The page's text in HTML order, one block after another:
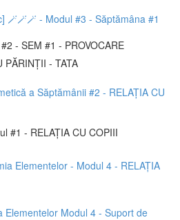
🪄🪄🪄 - Modul #3 - Săptămâna #1
- SEM #1 - PROVOCARE
PĂRINȚII - TATA
a Săptămânii #2 - RELAȚIA CU
#1 - RELAȚIA CU COPIII
Elementelor - Modul 4 - RELAȚIA
Elementelor Modul 4 - Suport de